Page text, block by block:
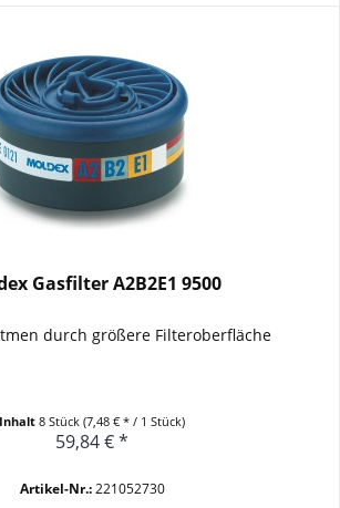
Gasfilter A2B2E1 9500
durch größere Filteroberfläche
Inhalt8 Stück(7,48 € * / 1 Stück)
59,84 € *
Artikel-Nr.:221052730